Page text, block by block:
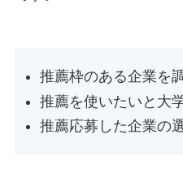
推薦枠のある企業を
推薦を使いたいと大
推薦応募した企業の